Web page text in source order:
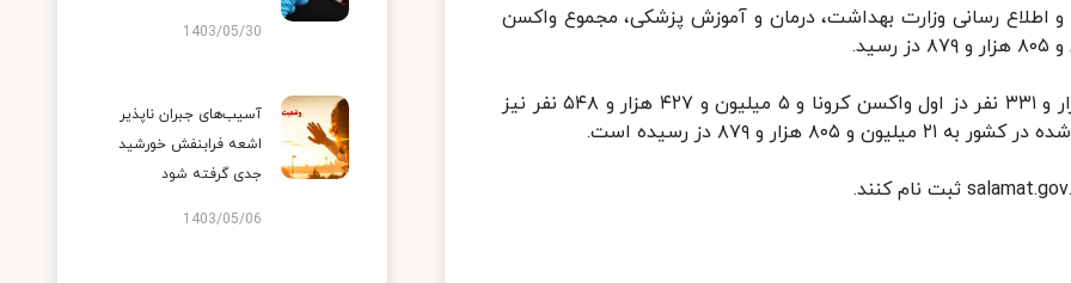
و اطلاع رسانی وزارت بهداشت، درمان و آموزش پزشکی، مجموع واکسن
در این اطلاعیه آمده که تاکنون ۱۶ میلیون و ۳۷۸ هزار و ۳۳۱ نفر دز اول واکسن کرونا و ۵ میلیون و ۴۲۷ هزار و ۵۴۸ نفر نیز
و ۸۷۹ دز رسیده است.
1403/05/30
آسیب‌های جبران ناپذیر
اشعه فرابنفش خورشید
جدی گرفته شود
1403/05/06